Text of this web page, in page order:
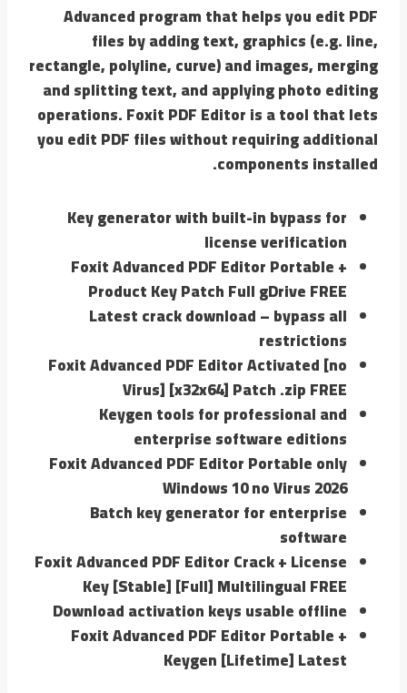
Advanced program that helps you edit PDF
files by adding text, graphics (e.g. line,
rectangle, polyline, curve) and images, merging
and splitting text, and applying photo editing
operations. Foxit PDF Editor is a tool that lets
you edit PDF files without requiring additional
components installed.
Key generator with built-in bypass for
license verification
Foxit Advanced PDF Editor Portable +
Product Key Patch Full gDrive FREE
Latest crack download – bypass all
restrictions
Foxit Advanced PDF Editor Activated [no
Virus] [x32x64] Patch .zip FREE
Keygen tools for professional and
enterprise software editions
Foxit Advanced PDF Editor Portable only
Windows 10 no Virus 2026
Batch key generator for enterprise
software
Foxit Advanced PDF Editor Crack + License
Key [Stable] [Full] Multilingual FREE
Download activation keys usable offline
Foxit Advanced PDF Editor Portable +
Keygen [Lifetime] Latest